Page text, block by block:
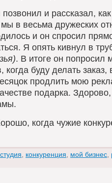
и рассказал,
в весьма дружеских
и он спросил
Я опять кивнул в
. В итоге он попросил
когда буду делать заказ,
продлить мою
подарка.
когда чужие
конкуренция мой бизнес